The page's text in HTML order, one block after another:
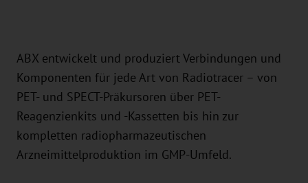
ABX entwickelt und produziert Verbindungen und
Komponenten für jede Art von Radiotracer – von
PET- und SPECT-Präkursoren über PET-
Reagenzienkits und -Kassetten bis hin zur
kompletten radiopharmazeutischen
Arzneimittelproduktion im GMP-Umfeld.